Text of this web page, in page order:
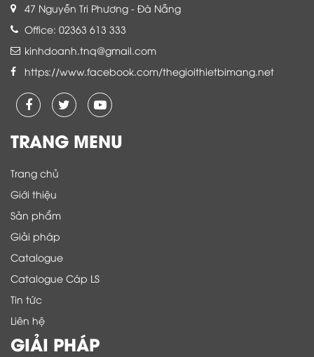
47 Nguyễn Tri Phương - Đà Nẵng
Office: 02363 613 333
kinhdoanh.tnq@gmail.com
https://www.facebook.com/thegioithietbimang.net
TRANG MENU
Trang chủ
Giới thiệu
Sản phẩm
Giải pháp
Catalogue
Catalogue Cáp LS
Tin tức
Liên hệ
GIẢI PHÁP